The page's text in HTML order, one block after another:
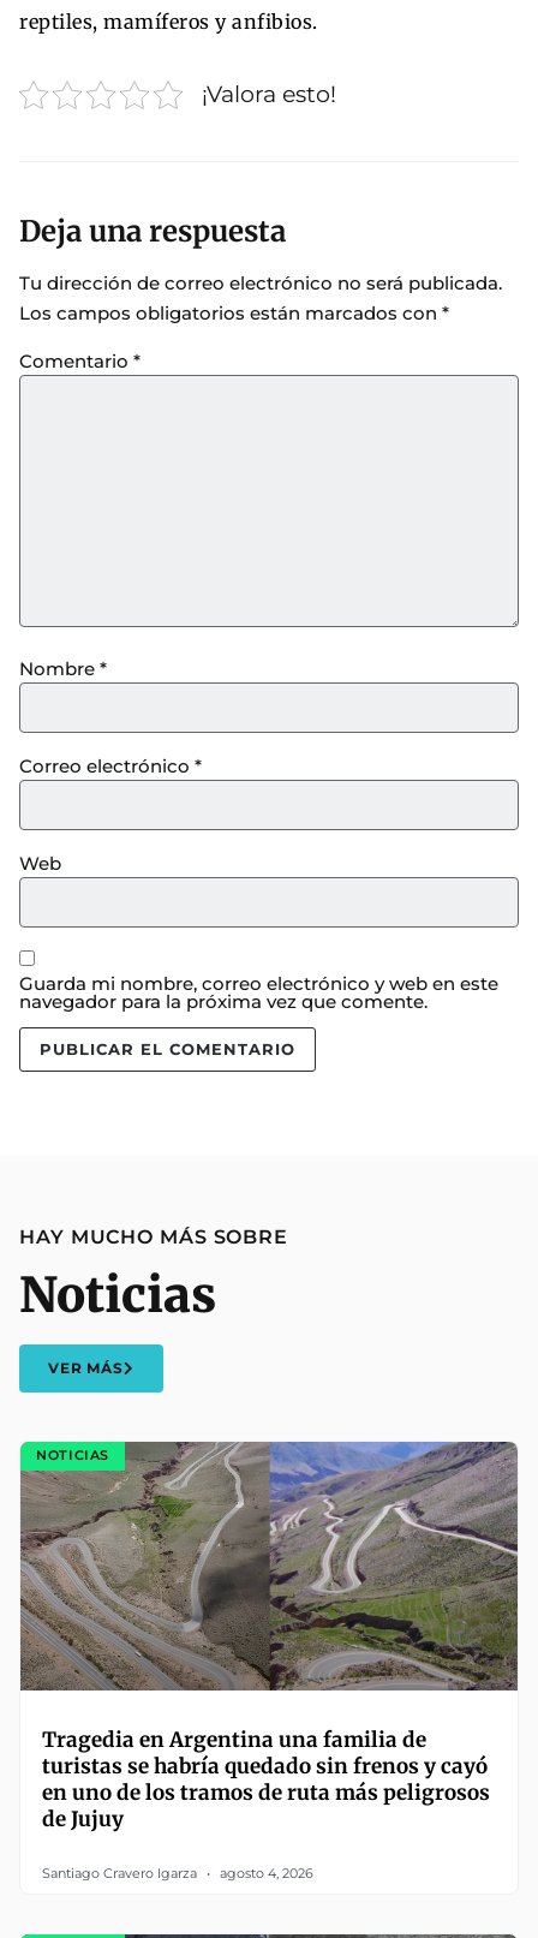
reptiles, mamíferos y anfibios.
¡Valora esto!
Deja una respuesta
Tu dirección de correo electrónico no será publicada.
Los campos obligatorios están marcados con *
Comentario *
Nombre *
Correo electrónico *
Web
Guarda mi nombre, correo electrónico y web en este
navegador para la próxima vez que comente.
HAY MUCHO MÁS SOBRE
Noticias
VER MÁS
NOTICIAS
Tragedia en Argentina una familia de
turistas se habría quedado sin frenos y cayó
en uno de los tramos de ruta más peligrosos
de Jujuy
Santiago Cravero Igarza agosto 4, 2026